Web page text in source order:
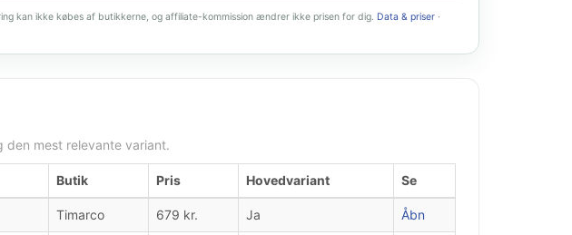
kan ikke købes af butikkerne, og affiliate-kommission ændrer ikke prisen for dig. Data & priser ·
den mest relevante variant.
Butik Pris Hovedvariant Se
Timarco 679 kr. Ja Åbn